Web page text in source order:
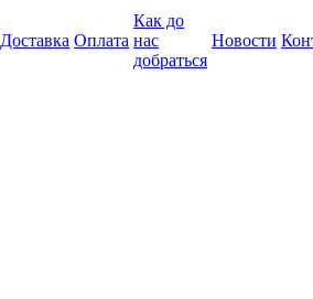
Доставка Оплата
Как до
нас
добраться
Новости